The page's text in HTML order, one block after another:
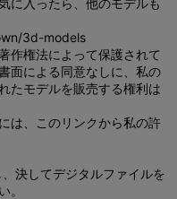
3d-models
作権法によって保護されて
面による同意なしに、私の
たモデルを販売する権利は
は、このリンクから私の許
決してデジタルファイルを
。